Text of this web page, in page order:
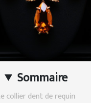
Sommaire
collier dent de requin